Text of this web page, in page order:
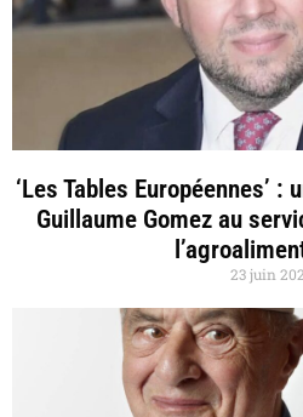
‘Les Tables Européennes’
Guillaume Gomez au
23 juin